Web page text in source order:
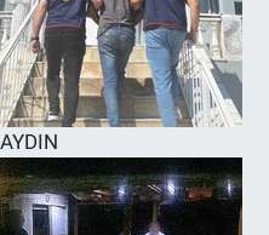
AYDIN